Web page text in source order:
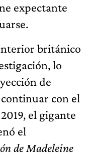
expectante
británico
lo
de
con el
el gigante
el
de Madeleine